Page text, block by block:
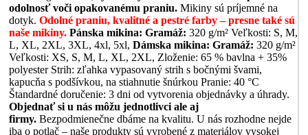
odolnosť voči opakovanému praniu. Mikiny sú príjemné na
dotyk. Odolné praniu, kvalitné a pestré farby – presne také sú
naše mikiny. Pánska mikina: Gramáž: 320 g/m² Veľkosti: S, M,
L, XL, 2XL, 3XL, 4xl, 5xl, Dámska mikina: Gramáž: 320 g/m²
Veľkosti: XS, S, M, L, XL, 2XL, Zloženie: 65 % bavlna + 35%
polyester Strih: zľahka vypasovaný strih s bočnými švami,
kapucňa s podšívkou, na stiahnutie šnúrkou Pranie: 40 °C
Štandardné doručenie: 3 dni od vytvorenia objednávky a úhrady.
Objednať si u nás môžu jednotlivci ale aj
firmy. Bezpodmienečne dbáme na kvalitu. U nás rozhodne nejde
iba o potlač – naše produkty sú vyrobené z materiálov vysokej